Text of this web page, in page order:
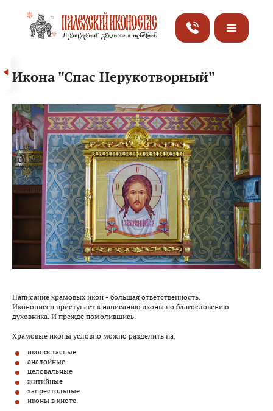
Икона "Спас Нерукотворный"
Написание храмовых икон - большая ответственность.
Иконописец приступает к написанию иконы по благословению
духовника. И прежде помолившись.
Храмовые иконы условно можно разделить на:
иконостасные
аналойные
целовальные
житийные
запрестольные
иконы в киоте.